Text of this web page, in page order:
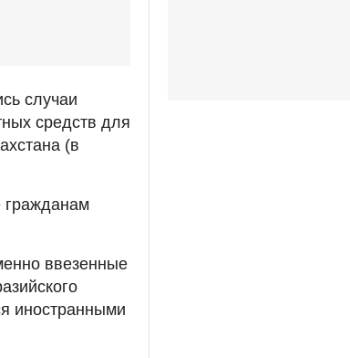
случаи
средств для
(в
гражданам
ввезенные
иностранными